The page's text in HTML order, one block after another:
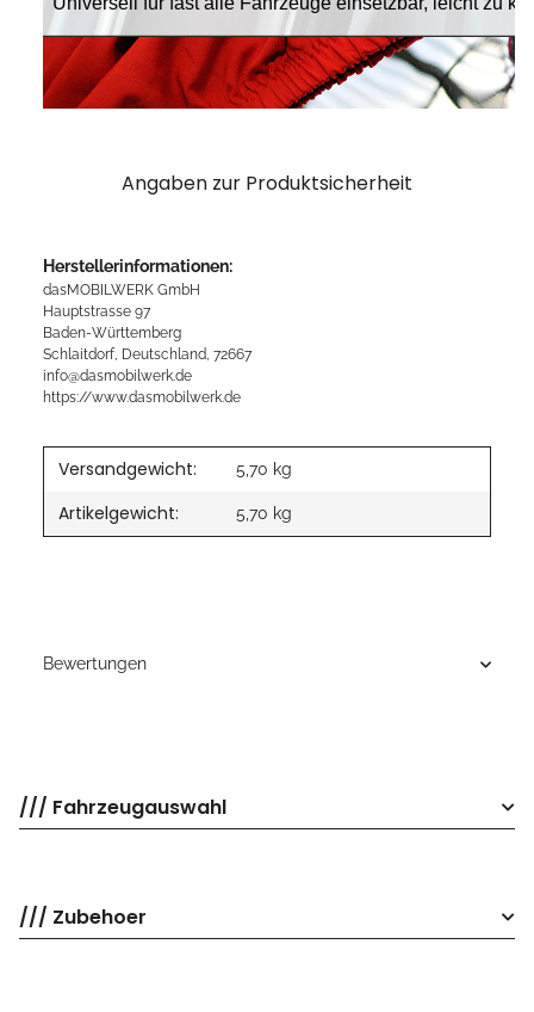
Angaben zur Produktsicherheit
Herstellerinformationen:
dasMOBILWERK GmbH
Hauptstrasse 97
Baden-Württemberg
Schlaitdorf, Deutschland, 72667
info@dasmobilwerk.de
https://www.dasmobilwerk.de
Versandgewicht: 5,70 kg
Artikelgewicht: 5,70 kg
Bewertungen
/// Fahrzeugauswahl
/// Zubehoer